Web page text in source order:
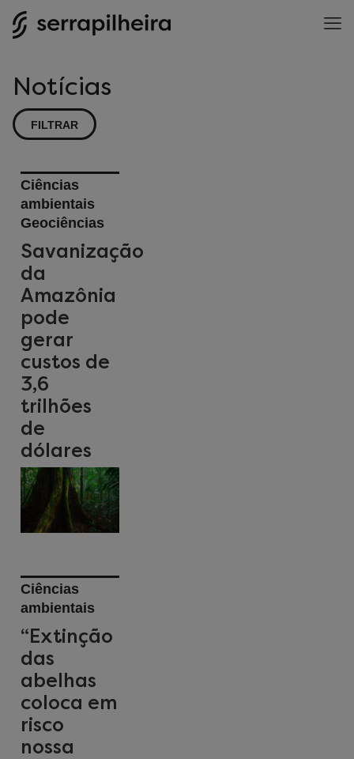
Notícias
FILTRAR
Ciências
ambientais
Geociências
Savanização
da
Amazônia
pode
gerar
custos de
3,6
trilhões
de
dólares
Ciências
ambientais
“Extinção
das
abelhas
coloca em
risco
nossa